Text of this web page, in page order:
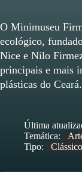
O Minimuseu
ecológico,
Nice e Nilo
principais e mais
plásticas do Ceará.
Última
Temática:
Tipo: